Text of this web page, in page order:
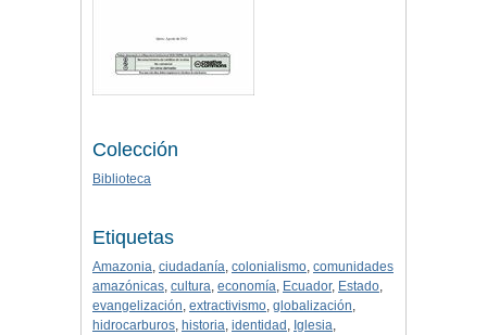
Colección
Biblioteca
Etiquetas
Amazonia, ciudadanía, colonialismo, comunidades
amazónicas, cultura, economía, Ecuador, Estado,
evangelización, extractivismo, globalización,
hidrocarburos, historia, identidad , Iglesia,